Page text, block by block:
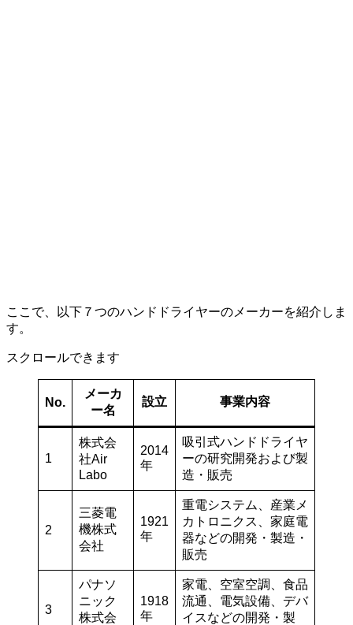
ここで、以下７つのハンドドライヤーのメーカーを紹介しま
す。
スクロールできます
No.
メーカ
ー名
設立 事業内容
1
株式会
社Air
Labo
2014
年
吸引式ハンドドライヤ
ーの研究開発および製
造・販売
2
三菱電
機株式
会社
1921
年
重電システム、産業メ
カトロニクス、家庭電
器などの開発・製造・
販売
3
パナソ
ニック
株式会
1918
年
家電、空室空調、食品
流通、電気設備、デバ
イスなどの開発・製